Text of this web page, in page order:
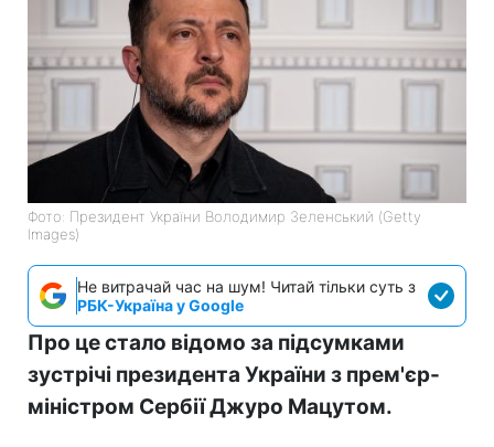
Фото: Президент України Володимир Зеленський (Getty
Images)
Не витрачай час на шум! Читай тільки суть з
РБК-Україна у Google
Про це стало відомо за підсумками
зустрічі президента України з прем'єр-
міністром Сербії Джуро Мацутом.